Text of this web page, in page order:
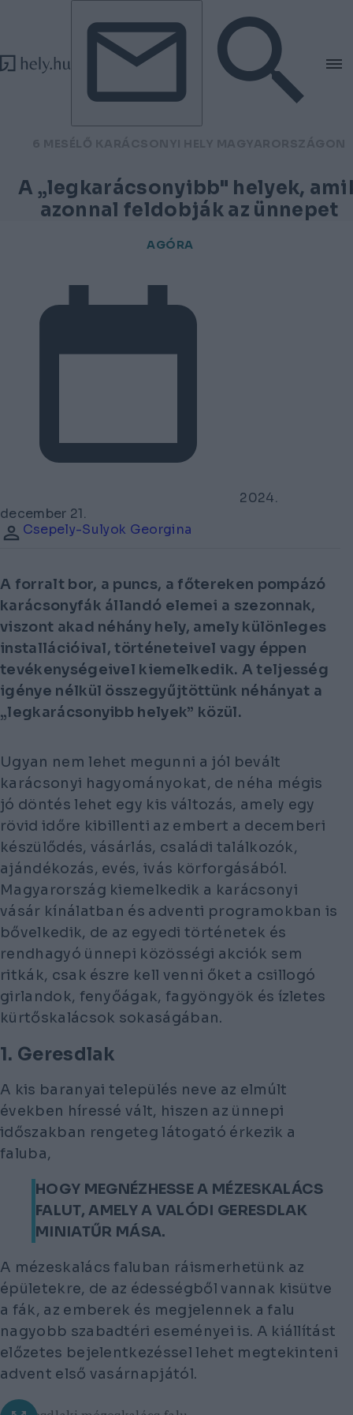
Tovább a tartalomhoz
Tovább a lábléchez
A „legkarácsonyibb" helyek,
azonnal feldobják az ünnepet
AGÓRA
2024.
december 21.
Csepely-Sulyok Georgina
A forralt bor, a puncs, a főtereken pompázó
karácsonyfák állandó elemei a szezonnak,
viszont akad néhány hely, amely különleges
installációival, történeteivel vagy éppen
tevékenységeivel kiemelkedik. A teljesség
igénye nélkül összegyűjtöttünk néhányat a
„legkarácsonyibb helyek” közül.
Ugyan nem lehet megunni a jól bevált
karácsonyi hagyományokat, de néha mégis
jó döntés lehet egy kis változás, amely egy
rövid időre kibillenti az embert a decemberi
készülődés, vásárlás, családi találkozók,
ajándékozás, evés, ivás körforgásából.
Magyarország kiemelkedik a karácsonyi
vásár kínálatban és adventi programokban is
bővelkedik, de az egyedi történetek és
rendhagyó ünnepi közösségi akciók sem
ritkák, csak észre kell venni őket a csillogó
girlandok, fenyőágak, fagyöngyök és ízletes
kürtőskalácsok sokaságában.
1. Geresdlak
A kis baranyai település neve az elmúlt
években híressé vált, hiszen az ünnepi
időszakban rengeteg látogató érkezik a
faluba,
HOGY MEGNÉZHESSE A MÉZESKALÁCS
FALUT, AMELY A VALÓDI GERESDLAK
MINIATŰR MÁSA.
A mézeskalács faluban ráismerhetünk az
épületekre, de az édességből vannak kisütve
a fák, az emberek és megjelennek a falu
nagyobb szabadtéri eseményei is. A kiállítást
előzetes bejelentkezéssel lehet megtekinteni
advent első vasárnapjától.